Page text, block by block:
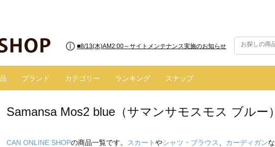
■8/13(木)AM2:00～サイトメンテナンス実施のお知らせ
■【お知らせ】ヤマト運輸の配送遅延・停止について
ブランド カテゴリー ランキング スナップ
Samansa Mos2 blue（サマンサモスモス ブルー
CAN ONLINE SHOPの商品一覧です。 スカートやシャツ・ブラウス カーディガン